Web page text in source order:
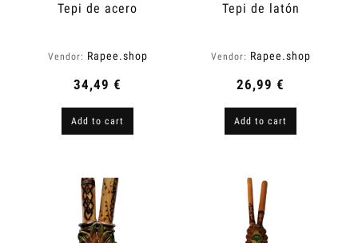
Tepi de acero
Vendor: Rapee.shop
34,49 €
Add to cart
Tepi de latón
Vendor: Rapee.shop
26,99 €
Add to cart